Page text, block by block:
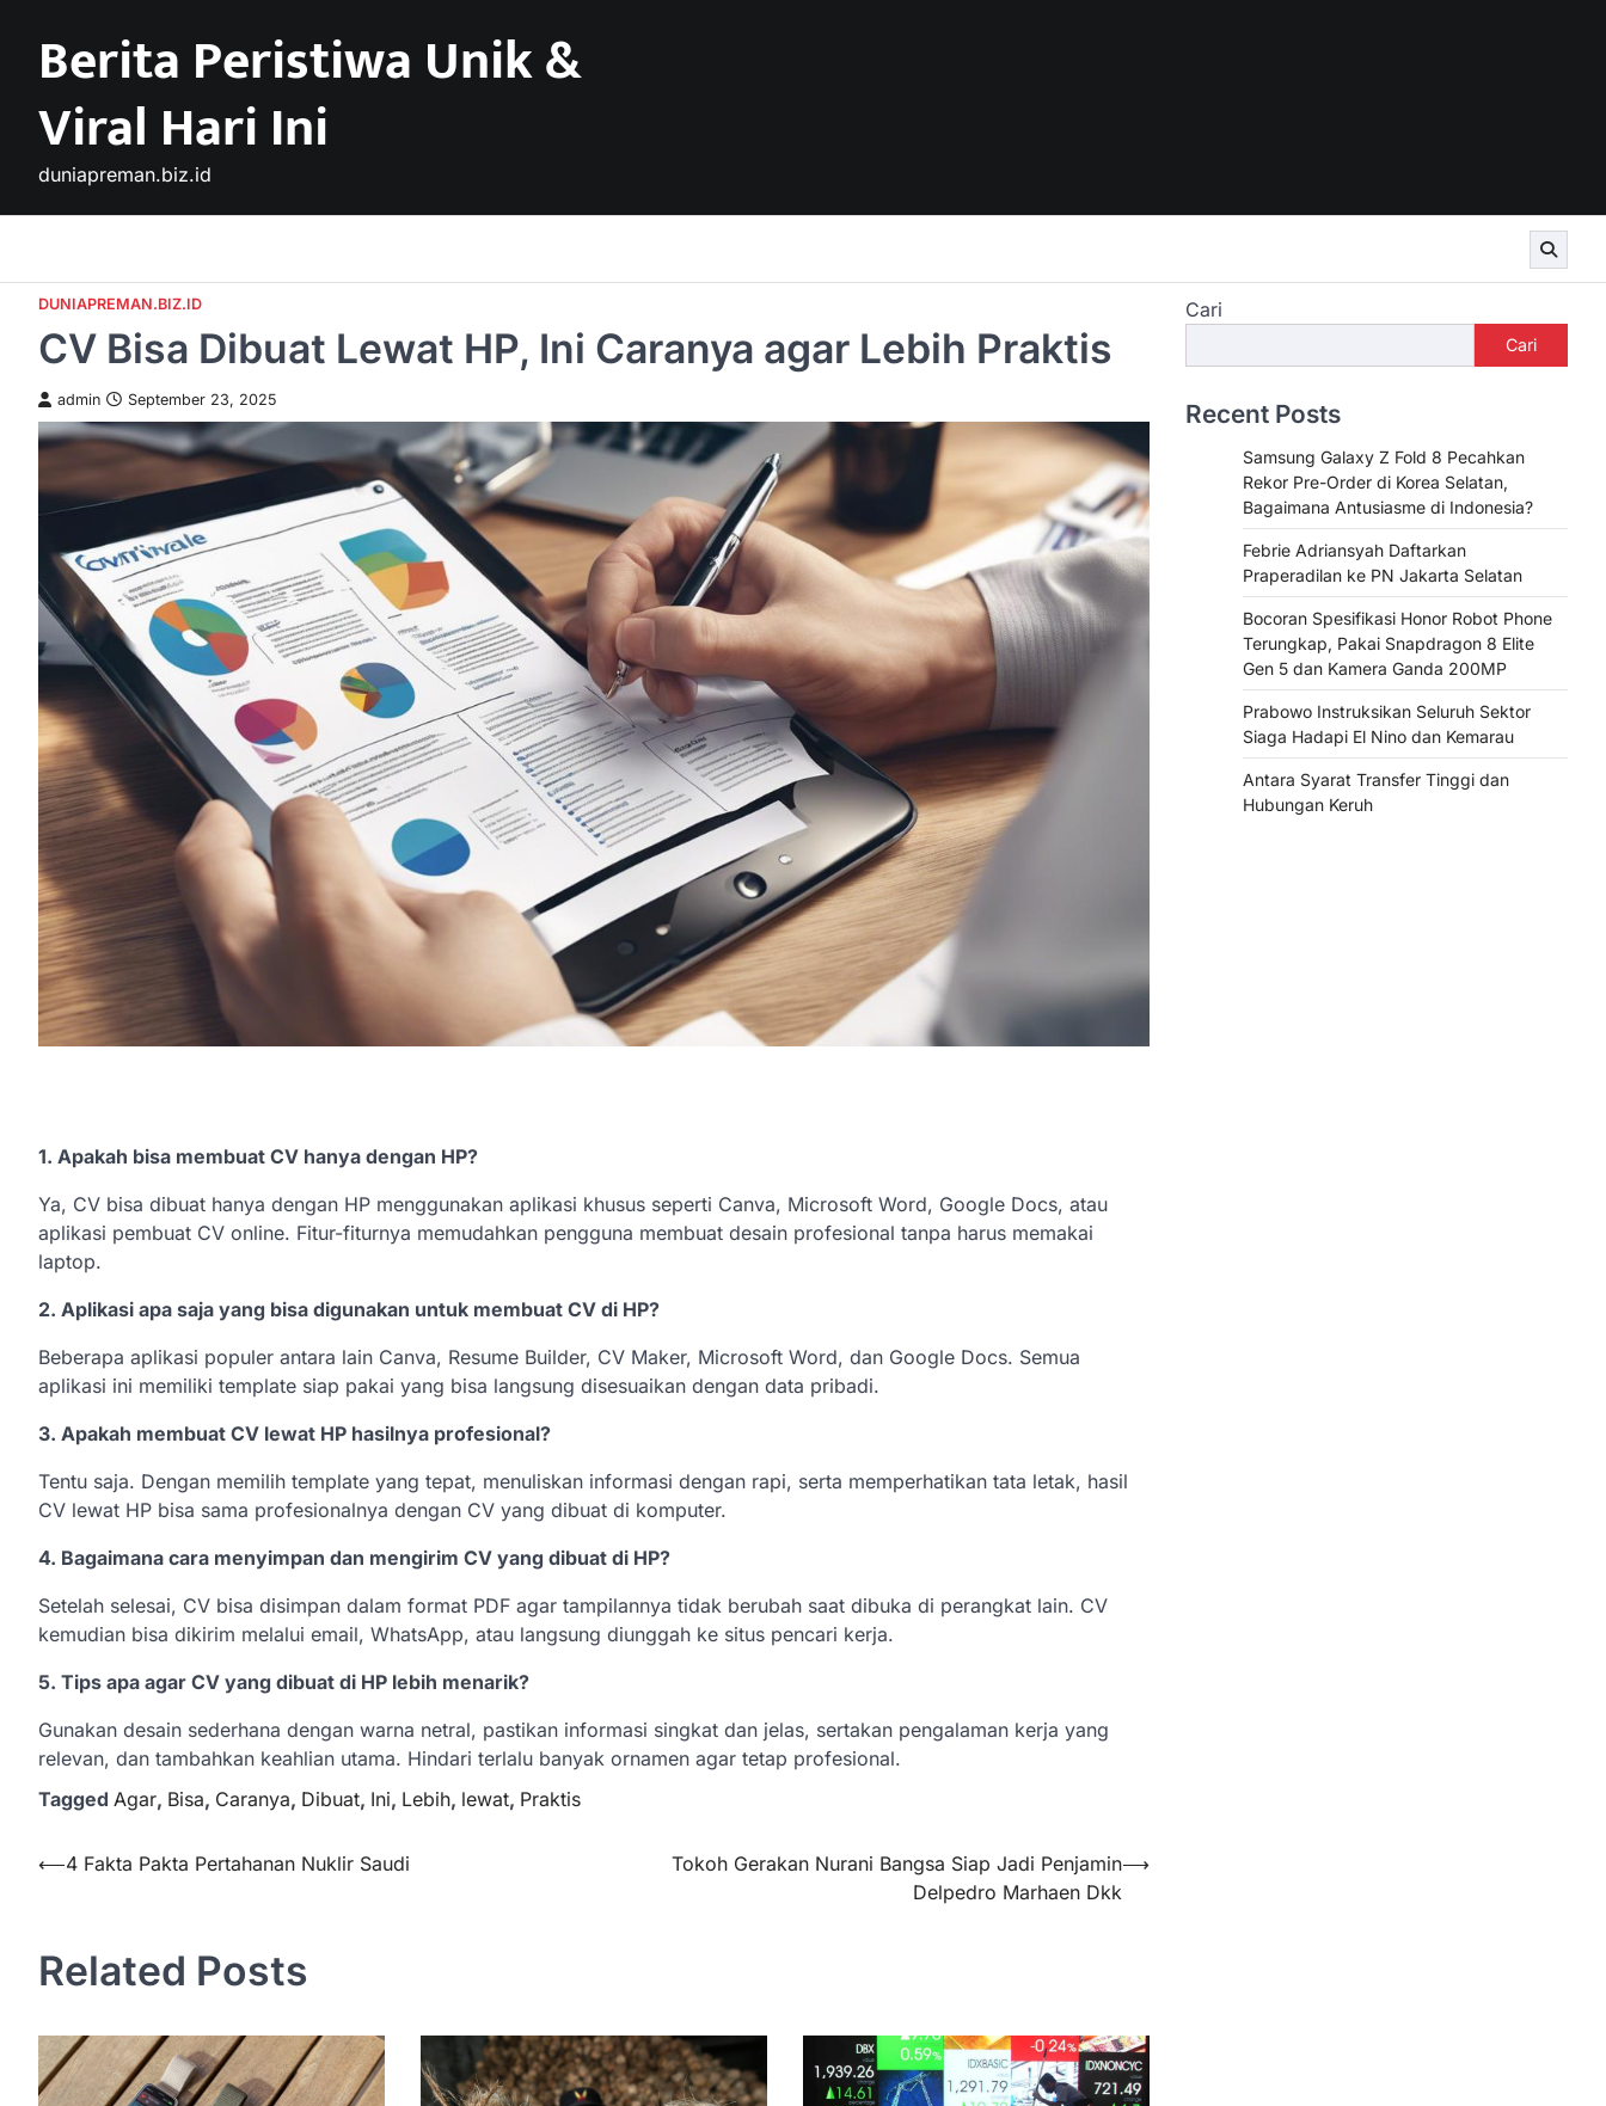
contentBerita Peristiwa Unik &
Viral Hari Ini
duniapreman.biz.id
DUNIAPREMAN.BIZ.ID
CV Bisa Dibuat Lewat HP, Ini Caranya agar Lebih Praktis
admin September 23, 2025
1. Apakah bisa membuat CV hanya dengan HP?
Ya, CV bisa dibuat hanya dengan HP menggunakan aplikasi khusus seperti Canva, Microsoft Word, Google Docs, atau
aplikasi pembuat CV online. Fitur-fiturnya memudahkan pengguna membuat desain profesional tanpa harus memakai
laptop.
2. Aplikasi apa saja yang bisa digunakan untuk membuat CV di HP?
Beberapa aplikasi populer antara lain Canva, Resume Builder, CV Maker, Microsoft Word, dan Google Docs. Semua
aplikasi ini memiliki template siap pakai yang bisa langsung disesuaikan dengan data pribadi.
3. Apakah membuat CV lewat HP hasilnya profesional?
Tentu saja. Dengan memilih template yang tepat, menuliskan informasi dengan rapi, serta memperhatikan tata letak, hasil
CV lewat HP bisa sama profesionalnya dengan CV yang dibuat di komputer.
4. Bagaimana cara menyimpan dan mengirim CV yang dibuat di HP?
Setelah selesai, CV bisa disimpan dalam format PDF agar tampilannya tidak berubah saat dibuka di perangkat lain. CV
kemudian bisa dikirim melalui email, WhatsApp, atau langsung diunggah ke situs pencari kerja.
5. Tips apa agar CV yang dibuat di HP lebih menarik?
Gunakan desain sederhana dengan warna netral, pastikan informasi singkat dan jelas, sertakan pengalaman kerja yang
relevan, dan tambahkan keahlian utama. Hindari terlalu banyak ornamen agar tetap profesional.
Tagged Agar, Bisa, Caranya, Dibuat, Ini, Lebih, lewat, Praktis
Navigasi
⟵4 Fakta Pakta Pertahanan Nuklir Saudi
Tokoh Gerakan Nurani Bangsa Siap Jadi Penjamin
Delpedro Marhaen Dkk
⟶
Related Posts
Cari
Cari
Recent Posts
Samsung Galaxy Z Fold 8 Pecahkan
Rekor Pre-Order di Korea Selatan,
Bagaimana Antusiasme di Indonesia?
Febrie Adriansyah Daftarkan
Praperadilan ke PN Jakarta Selatan
Bocoran Spesifikasi Honor Robot Phone
Terungkap, Pakai Snapdragon 8 Elite
Gen 5 dan Kamera Ganda 200MP
Prabowo Instruksikan Seluruh Sektor
Siaga Hadapi El Nino dan Kemarau
Antara Syarat Transfer Tinggi dan
Hubungan Keruh